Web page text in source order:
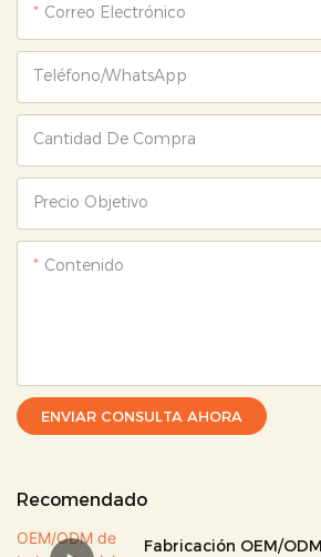
Correo Electrónico
Teléfono/WhatsApp
Cantidad De Compra
Precio Objetivo
Contenido
ENVIAR CONSULTA AHORA
Recomendado
Fabricación OEM/